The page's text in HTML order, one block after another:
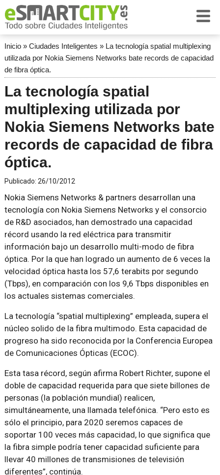
Inicio» Ciudades Inteligentes » La tecnología spatial multiplexing
utilizada por Nokia Siemens Networks bate records de capacidad
de fibra óptica.
La tecnología spatial
multiplexing utilizada por
Nokia Siemens Networks bate
records de capacidad de fibra
óptica.
Publicado: 26/10/2012
Nokia Siemens Networks & partners desarrollan una
tecnología con Nokia Siemens Networks y el consorcio
de R&D asociados, han demostrado una capacidad
récord usando la red eléctrica para transmitir
información bajo un desarrollo multi-modo de fibra
óptica. Por la que han logrado un aumento de 6 veces la
velocidad óptica hasta los 57,6 terabits por segundo
(Tbps), en comparación con los 9,6 Tbps disponibles en
los actuales sistemas comerciales.
La tecnología “spatial multiplexing” empleada, supera el
núcleo solido de la fibra multimodo. Esta capacidad de
progreso ha sido reconocida por la Conferencia Europea
de Comunicaciones Ópticas (ECOC).
Esta tasa récord, según afirma Robert Richter, supone el
doble de capacidad requerida para que siete billones de
personas (la población mundial) realicen,
simultáneamente, una llamada telefónica. “Pero esto es
sólo el principio, para 2020 seremos capaces de
soportar 100 veces más capacidad, lo que significa que
la fibra simple podría tener capacidad suficiente para
llevar 40 millones de transmisiones de televisión
diferentes”, continúa.